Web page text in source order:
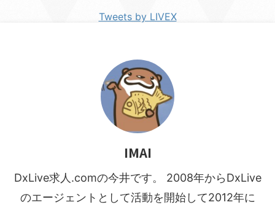
Tweets by LIVEX
IMAI
DxLive求人.comの今井です。 2008年からDxLive
のエージェントとして活動を開始して2012年に